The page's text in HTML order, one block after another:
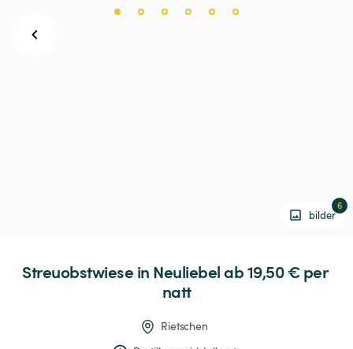
bilder
6
Streuobstwiese in Neuliebel ab 19,50 € per
natt
Rietschen